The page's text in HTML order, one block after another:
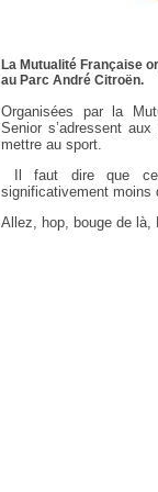
La journée mondiale des
lire la suite >>
La Mutualité Française
au Parc André Citroën.
Organisées par la
Senior s’adressent
mettre au sport.
Il faut dire que
significativement moins
Allez, hop, bouge de là,